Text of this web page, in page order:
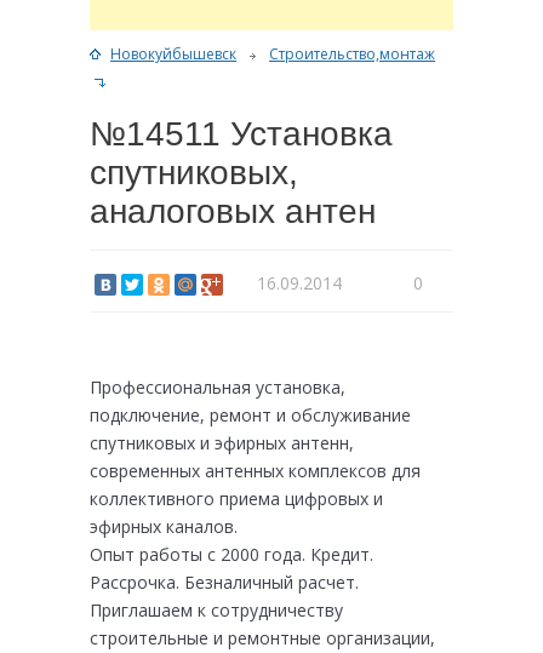
Новокуйбышевск Строительство,монтаж
№14511 Установка
спутниковых,
аналоговых антен
16.09.2014 0
Профессиональная установка,
подключение, ремонт и обслуживание
спутниковых и эфирных антенн,
современных антенных комплексов для
коллективного приема цифровых и
эфирных каналов.
Опыт работы с 2000 года. Кредит.
Рассрочка. Безналичный расчет.
Приглашаем к сотрудничеству
строительные и ремонтные организации,